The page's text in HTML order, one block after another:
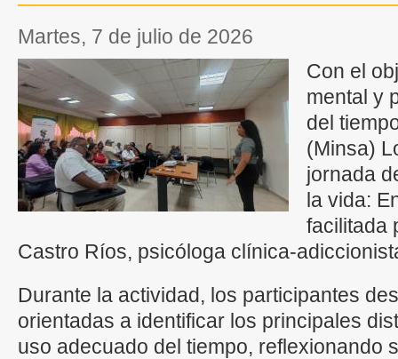
martes, 7 de julio de 2026
Con el
mental y
del
(Minsa)
jornada
la vida:
facilitada
Castro Ríos, psicóloga clínica-
Durante la actividad, los participantes
orientadas a identificar los principales
uso adecuado del tiempo, reflexionando